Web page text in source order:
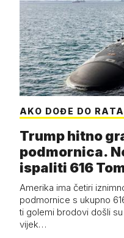
AKO DOĐE DO
Trump hitno
podmornica.
ispaliti 616
Amerika ima četiri
podmornice s ukupno
ti golemi brodovi došli
vijek…